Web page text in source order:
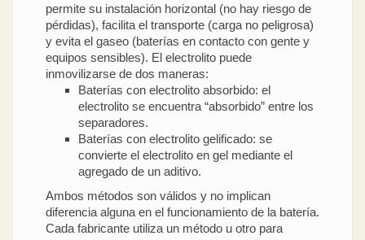
permite su instalación horizontal (no hay riesgo de
pérdidas), facilita el transporte (carga no peligrosa)
y evita el gaseo (baterías en contacto con gente y
equipos sensibles). El electrolito puede
inmovilizarse de dos maneras:
Baterías con electrolito absorbido: el
electrolito se encuentra “absorbido” entre los
separadores.
Baterías con electrolito gelificado: se
convierte el electrolito en gel mediante el
agregado de un aditivo.
Ambos métodos son válidos y no implican
diferencia alguna en el funcionamiento de la batería.
Cada fabricante utiliza un método u otro para